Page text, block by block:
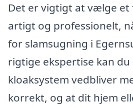
Det er vigtigt at vælge
artigt og professionelt,
for slamsugning i
rigtige ekspertise kan
kloaksystem vedbliver
korrekt, og at dit hjem